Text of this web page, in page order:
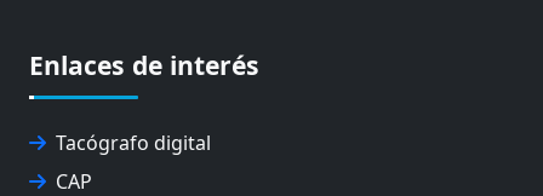
JUNTA ARBITRAL DEL TRANSPORTE DE GIPUZKOA
MONDRAGÓN UNIBERTSITATEA
UPV/EHU
Enlaces de interés
Tacógrafo digital
CAP